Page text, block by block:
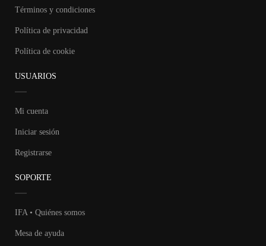
Términos y condiciones
Política de privacidad
Política de cookie
USUARIOS
Mi cuenta
Iniciar sesión
Registrarse
SOPORTE
IFA • Quiénes somos
Mesa de ayuda